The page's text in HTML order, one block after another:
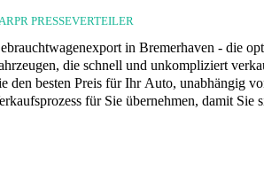
PRESSEVERTEILER
in Bremerhaven - die
die schnell und unkompliziert
den besten Preis für Ihr Auto, unabhängig
für Sie übernehmen, damit Sie